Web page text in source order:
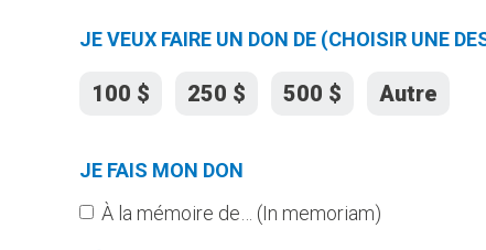
JE VEUX FAIRE UN DON DE (CHOISIR UNE
100 $ 250 $ 500 $ Autre
JE FAIS MON DON
À la mémoire de… (In memoriam)